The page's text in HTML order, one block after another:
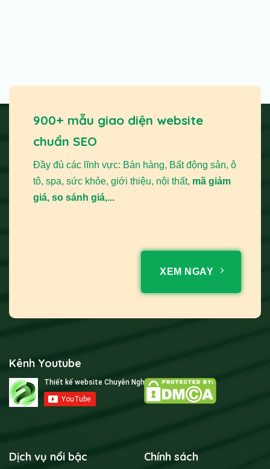
900+ mẫu giao diện website
chuẩn SEO
Đầy đủ các lĩnh vực: Bán hàng, Bất động sản, ô
tô, spa, sức khỏe, giới thiệu, nội thất, mã giảm
giá, so sánh giá,...
XEM NGAY
Kênh Youtube
Dịch vụ nổi bậc Chính sách